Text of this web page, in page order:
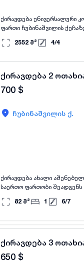
ქირავდება უნივერსალური კომერციული
ფართი ჩუბინაშვილის ქუჩაზე, იდეალური
🅿️ პარკინგი: ღია, 40 მანქანაზე გათვლილი 📍 მდებარეობს ჩუბინაშვილის ქუჩა
2552 მ² 4/4
ქირავდება 2
700 $
ჩუბინაშვილის ქ.
ქირავდება ახალი
საერთო ფართობი შეადგენს
უზრუნველყოფს დამატებით
მშვიდ საცხოვრებელ
82 მ² 1 6/7
ქირავდება 3
650 $